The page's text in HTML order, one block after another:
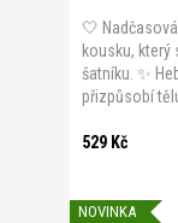
529 Kč
🤍
kousku,
šatníku. ✨
přizpůsobí
NOVINKA